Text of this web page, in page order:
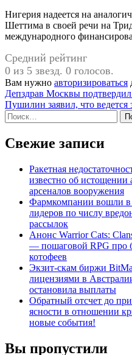
Нигерия надеется на
Шеттима в своей речи на
международного
Средний рейтинг
0 из 5 звезд. 0 голосов.
Вам нужно авторизироваться
Навигация
по
записям
Депздрав Москвы
Пушилин заявил, что
Найти:
Свежие записи
Ракетная
известно об истощении
арсеналов вооружения
Фармкомпании вошли в
лидеров по числу
рассылок
Анонс Warrior Cats:
— пошаговой RPG про
котофеев
Экзит-скам биржи
лицензиями в
остановила выплаты
Обратный отсчет до
ясности в отношении
новые события!
Вы пропустили